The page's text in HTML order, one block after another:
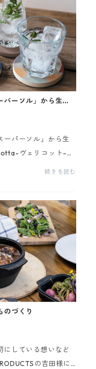
パーソル」から生ま
ーパーソル」から生
ヴェリコット-」
料としているため土
続きを読む
のづくり
にしている想いなど
の吉田様に